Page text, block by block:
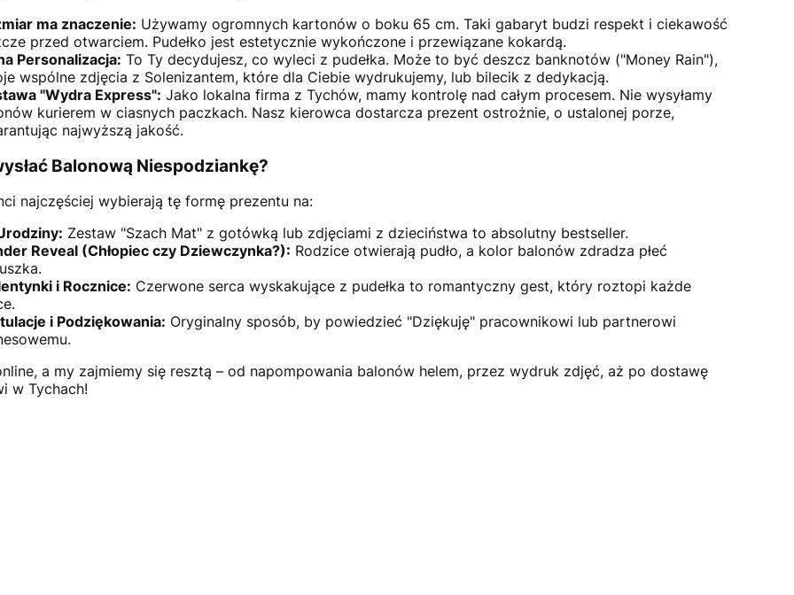
ma znaczenie: Używamy ogromnych kartonów o boku 65 cm. Taki gabaryt budzi respekt i ciekawość
przed otwarciem. Pudełko jest estetycznie wykończone i przewiązane kokardą.
Personalizacja: To Ty decydujesz, co wyleci z pudełka. Może to być deszcz banknotów ("Money Rain"),
wspólne zdjęcia z Solenizantem, które dla Ciebie wydrukujemy, lub bilecik z dedykacją.
"Wydra Express": Jako lokalna firma z Tychów, mamy kontrolę nad całym procesem. Nie wysyłamy
kurierem w ciasnych paczkach. Nasz kierowca dostarcza prezent ostrożnie, o ustalonej porze,
najwyższą jakość.
Balonową Niespodziankę?
najczęściej wybierają tę formę prezentu na:
Zestaw "Szach Mat" z gotówką lub zdjęciami z dzieciństwa to absolutny bestseller.
Reveal (Chłopiec czy Dziewczynka?): Rodzice otwierają pudło, a kolor balonów zdradza płeć
i Rocznice: Czerwone serca wyskakujące z pudełka to romantyczny gest, który roztopi każde
i Podziękowania: Oryginalny sposób, by powiedzieć "Dziękuję" pracownikowi lub partnerowi
a my zajmiemy się resztą – od napompowania balonów helem, przez wydruk zdjęć, aż po dostawę
w Tychach!